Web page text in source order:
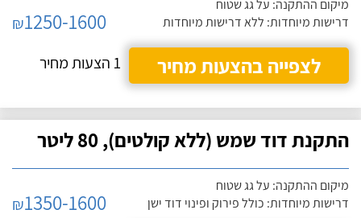
מיקום ההתקנה: על גג שטוח
דרישות מיוחדות: ללא דרישות מיוחדות
₪1250-1600
לצפייה בהצעות מחיר
1 הצעות מחיר
התקנת דוד שמש (ללא קולטים), 80 ליטר
מיקום ההתקנה: על גג שטוח
דרישות מיוחדות: כולל פירוק ופינוי דוד ישן
₪1350-1600